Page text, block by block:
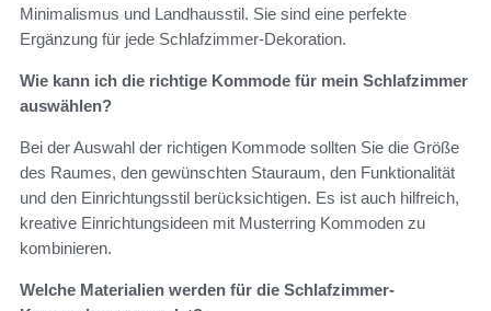
Minimalismus und Landhausstil. Sie sind eine perfekte
Ergänzung für jede Schlafzimmer-Dekoration.
Wie kann ich die richtige Kommode für mein Schlafzimmer
auswählen?
Bei der Auswahl der richtigen Kommode sollten Sie die Größe
des Raumes, den gewünschten Stauraum, den Funktionalität
und den Einrichtungsstil berücksichtigen. Es ist auch hilfreich,
kreative Einrichtungsideen mit Musterring Kommoden zu
kombinieren.
Welche Materialien werden für die Schlafzimmer-